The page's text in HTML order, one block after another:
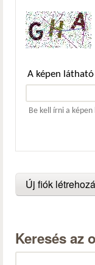
A képen látható
Be kell írni a
Keresés az